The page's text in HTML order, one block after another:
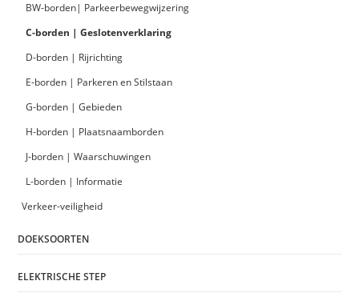
BW-borden| Parkeerbewegwijzering
C-borden | Geslotenverklaring
D-borden | Rijrichting
E-borden | Parkeren en Stilstaan
G-borden | Gebieden
H-borden | Plaatsnaamborden
J-borden | Waarschuwingen
L-borden | Informatie
Verkeer-veiligheid
DOEKSOORTEN
ELEKTRISCHE STEP